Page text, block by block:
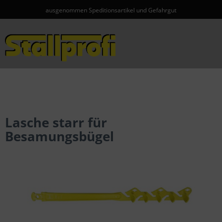
ausgenommen Speditionsartikel und Gefahrgut
Lasche starr für
Besamungsbügel